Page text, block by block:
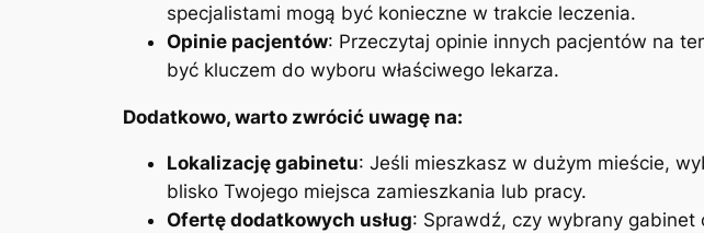
specjalistami mogą​ być konieczne‌ w trakcie leczenia.
Opinie‌ pacjentów: Przeczytaj ‌opinie innych pacjentów na
być kluczem do wyboru właściwego⁤ lekarza.
Dodatkowo, warto zwrócić ⁤uwagę na:
Lokalizację gabinetu: Jeśli mieszkasz w dużym‍ mieście,⁣
blisko Twojego miejsca zamieszkania⁢ lub⁢ pracy.
Ofertę dodatkowych usług: Sprawdź, czy wybrany